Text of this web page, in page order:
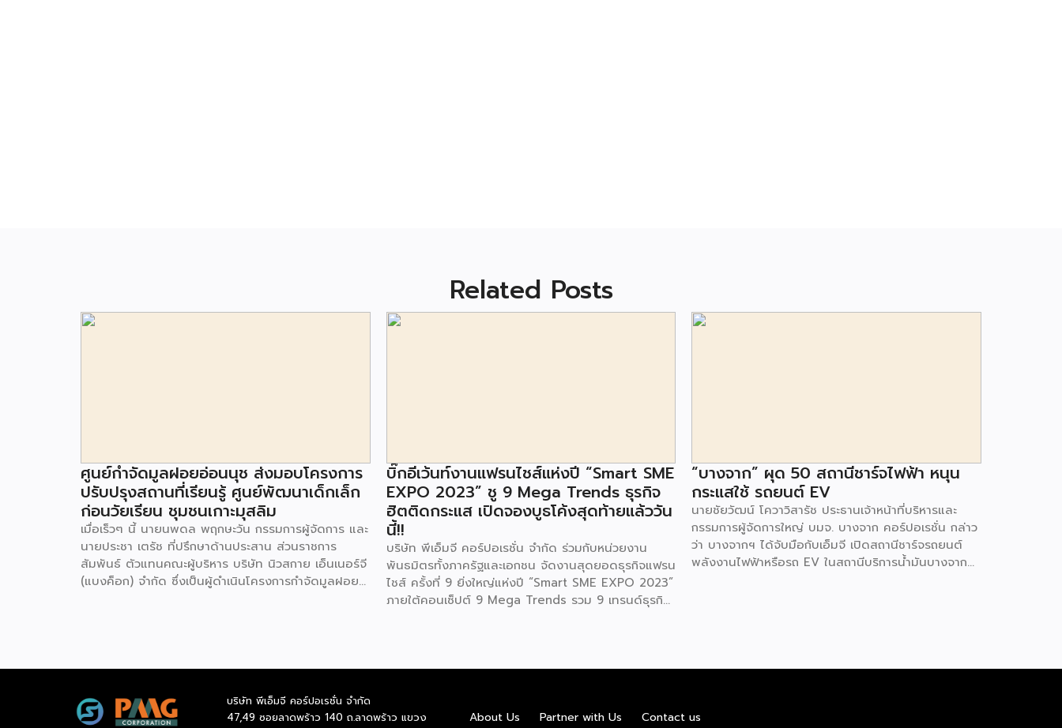
Related Posts
ศูนย์กำจัดมูลฝอยอ่อนนุช ส่งมอบโครงการ
ปรับปรุงสถานที่เรียนรู้ ศูนย์พัฒนาเด็กเล็ก
ก่อนวัยเรียน ชุมชนเกาะมุสลิม
เมื่อเร็วๆ นี้ นายนพดล พฤกษะวัน กรรมการผู้จัดการ และ
นายประชา เตรัช ที่ปรึกษาด้านประสาน ส่วนราชการ
สัมพันธ์ ตัวแทนคณะผู้บริหาร บริษัท นิวสกาย เอ็นเนอร์จี
(แบงค็อก) จํากัด ซึ่งเป็นผู้ดำเนินโครงการกำจัดมูลฝอย
ประเวศ เขตประเวศ กรุงเทพมหานคร ทั้งนี้โครงการ
ชุมชนเกาะมุสลิม ตั้งอยู่ในซอยอ่อนนุช 86 ดำเนินการขึ้น
เพื่อเพิ่มพื้นที่การเรียนรู้เพิ่มเติมนอกห้องเรียน และใช้เป็น
บิ๊กอีเว้นท์งานแฟรนไชส์แห่งปี “Smart SME
EXPO 2023” ชู 9 Mega Trends ธุรกิจ
ฮิตติดกระแส เปิดจองบูธโค้งสุดท้ายแล้ววัน
นี้!!
บริษัท พีเอ็มจี คอร์ปอเรชั่น จำกัด ร่วมกับหน่วยงาน
พันธมิตรทั้งภาครัฐและเอกชน จัดงานสุดยอดธุรกิจแฟรน
ไชส์ ครั้งที่ 9 ยิ่งใหญ่แห่งปี “Smart SME EXPO 2023”
ภายใต้คอนเซ็ปต์ 9 Mega Trends รวม 9 เทรนด์ธุรกิจ
Health & Wellness Trends, E-Commerce
ระดับร่วม 250 บูธ ในงบลงทุนเริ่มต้นหลักพัน หลักหมื่น
“บางจาก” ผุด 50 สถานีชาร์จไฟฟ้า หนุน
กระแสใช้ รถยนต์ EV
นายชัยวัฒน์ โควาวิสารัช ประธานเจ้าหน้าที่บริหารและ
กรรมการผู้จัดการใหญ่ บมจ. บางจาก คอร์ปอเรชั่น กล่าว
ว่า บางจากฯ ได้จับมือกับเอ็มจี เปิดสถานีชาร์จรถยนต์
พลังงานไฟฟ้าหรือรถ EV ในสถานีบริการน้ำมันบางจาก
จะทำให้สถานีบริการน้ำมันบางจากมีสถานีชาร์จรถ EV ทั้ง
พลังงานไฟฟ้า เพื่อรองรับการเติบโตของตลาดรถยนต์
บริษัท พีเอ็มจี คอร์ปอเรชั่น จำกัด
47,49 ซอยลาดพร้าว 140 ถ.ลาดพร้าว แขวง
About Us Partner with Us Contact us